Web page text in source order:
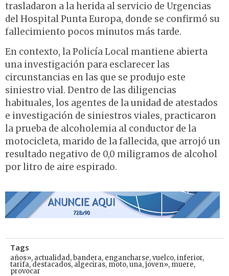
trasladaron a la herida al servicio de Urgencias
del Hospital Punta Europa, donde se confirmó su
fallecimiento pocos minutos más tarde.
En contexto, la Policía Local mantiene abierta
una investigación para esclarecer las
circunstancias en las que se produjo este
siniestro vial. Dentro de las diligencias
habituales, los agentes de la unidad de atestados
e investigación de siniestros viales, practicaron
la prueba de alcoholemia al conductor de la
motocicleta, marido de la fallecida, que arrojó un
resultado negativo de 0,0 miligramos de alcohol
por litro de aire espirado.
Tags
años», actualidad,bandera, engancharse,vuelco,inferior,
tarifa,destacados, algeciras, moto,una,joven», muere,
provocar